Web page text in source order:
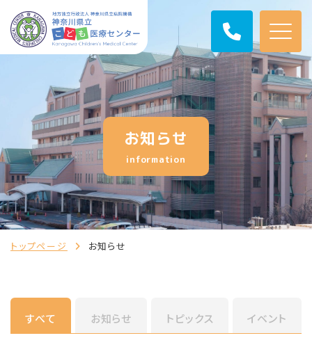
お知らせ
information
トップページ お知らせ
すべて お知らせ トピックス イベント